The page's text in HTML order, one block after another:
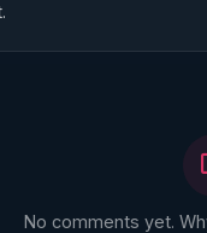
No comments yet.